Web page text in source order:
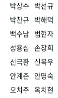
박상수 박선규
박찬규 박해덕
백수남 범현자
성용심 손창희
신극환 신복우
안계춘 안명숙
오치주 옥치현